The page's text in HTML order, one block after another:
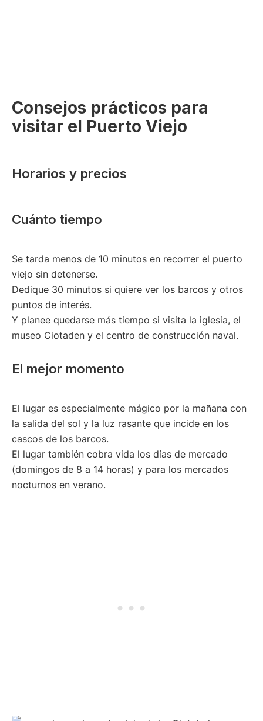
Consejos prácticos para
visitar el Puerto Viejo
Horarios y precios
Cuánto tiempo
Se tarda menos de 10 minutos en recorrer el puerto
viejo sin detenerse.
Dedique 30 minutos si quiere ver los barcos y otros
puntos de interés.
Y planee quedarse más tiempo si visita la iglesia, el
museo Ciotaden y el centro de construcción naval.
El mejor momento
El lugar es especialmente mágico por la mañana con
la salida del sol y la luz rasante que incide en los
cascos de los barcos.
El lugar también cobra vida los días de mercado
(domingos de 8 a 14 horas) y para los mercados
nocturnos en verano.